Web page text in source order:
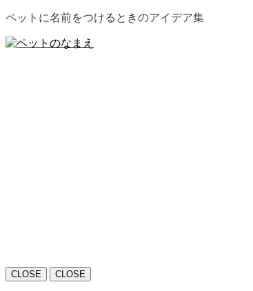
ペットに名前をつけるときのアイデア集
CLOSE CLOSE